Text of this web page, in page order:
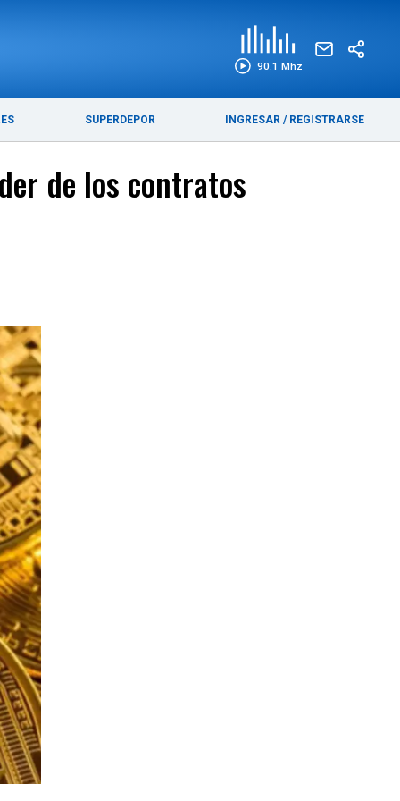
90.1 Mhz
SUPERDEPOR INGRESAR / REGISTRARSE
de los contratos